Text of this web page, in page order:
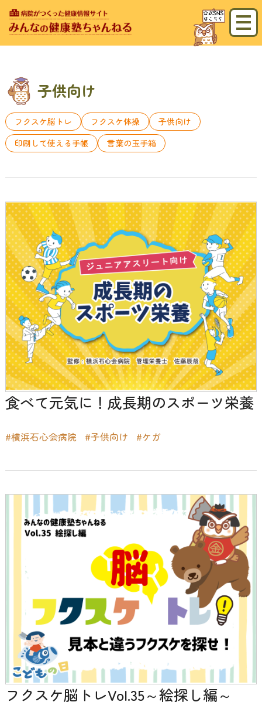
子供向け
フクスケ脳トレ フクスケ体操
子供向け
印刷して使える手帳
言葉の玉手箱
食べて元気に！成長期のスポーツ栄養
#横浜石心会病院 #子供向け #ケガ
フクスケ脳トレVol.35～絵探し編～